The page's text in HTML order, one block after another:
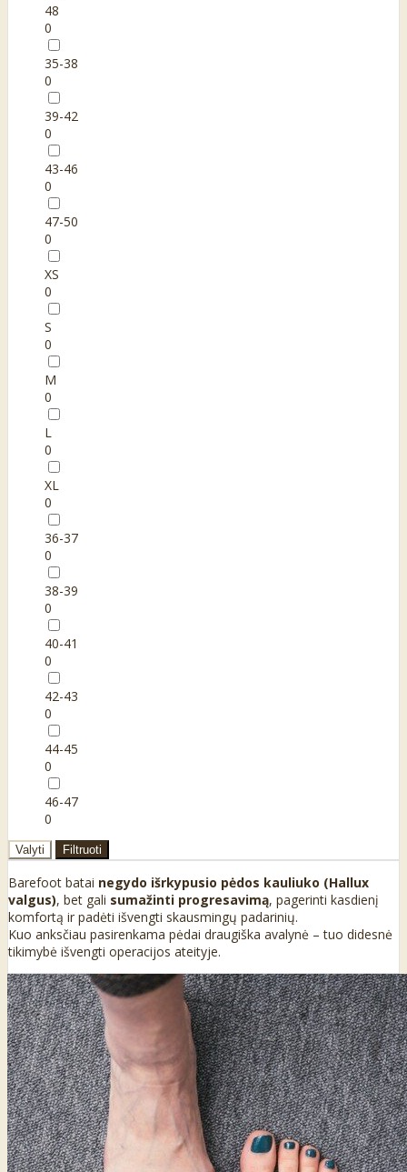
48
0
35-38
0
39-42
0
43-46
0
47-50
0
XS
0
S
0
M
0
L
0
XL
0
36-37
0
38-39
0
40-41
0
42-43
0
44-45
0
46-47
0
Valyti Filtruoti
Barefoot batai negydo išrkypusio pėdos kauliuko (Hallux
valgus), bet gali sumažinti progresavimą, pagerinti kasdienį
komfortą ir padėti išvengti skausmingų padarinių.
Kuo anksčiau pasirenkama pėdai draugiška avalynė – tuo didesnė
tikimybė išvengti operacijos ateityje.